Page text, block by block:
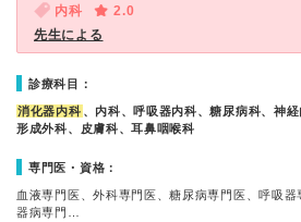
内科
2.0
先生による
診療科目：
消化器内科 、内科、呼吸器内科、糖尿病科、神
形成外科、皮膚科、耳鼻咽喉科
専門医・資格：
血液専門医、外科専門医、糖尿病専門医、呼吸
器病専門…